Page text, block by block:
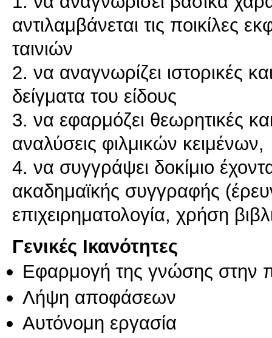
αντιλαμβάνεται τις ποικίλες
ταινιών
2. να αναγνωρίζει ιστορικές
δείγματα του είδους
3. να εφαρμόζει θεωρητικές
αναλύσεις φιλμικών κειμένων,
4. να συγγράψει δοκίμιο
ακαδημαϊκής συγγραφής
Γενικές Ικανότητες
Εφαρμογή της γνώσης στην
Λήψη αποφάσεων
Αυτόνομη εργασία